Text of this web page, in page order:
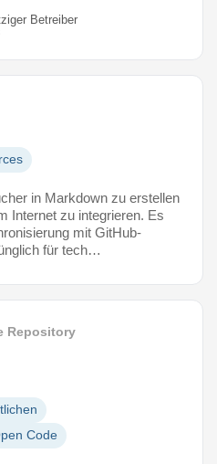
Betreiber
in Markdown zu erstellen
Internet zu integrieren. Es
mit GitHub-
für tech…
Repository
Code